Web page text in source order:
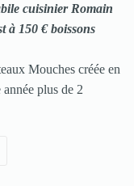
cuisinier Romain
à 150 € boissons
Mouches créée en
plus de 2